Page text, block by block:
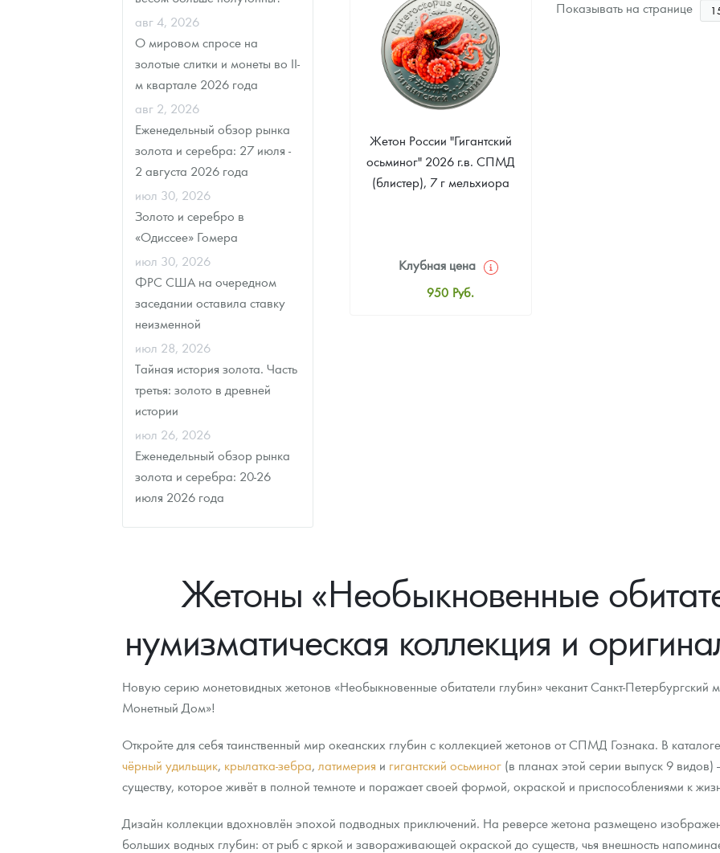
Наборы подарочных и коллекционных монет
Монеты и жетоны из недрагоценных металлов
авг 4, 2026
О мировом спросе на
золотые слитки и монеты во II-
м квартале 2026 года
авг 2, 2026
Еженедельный обзор рынка
золота и серебра: 27 июля -
2 августа 2026 года
июл 30, 2026
Золото и серебро в
«Одиссее» Гомера
июл 30, 2026
ФРС США на очередном
заседании оставила ставку
неизменной
июл 28, 2026
Тайная история золота. Часть
третья: золото в древней
истории
июл 26, 2026
Еженедельный обзор рынка
золота и серебра: 20-26
июля 2026 года
Звоните Звоните
Жетон России "Гигантский
осьминог" 2026 г.в. СПМД
(блистер), 7 г мельхиора
Клубная цена
950 Руб.
Показывать на странице
Жетоны «Необыкновенные
нумизматическая коллекция и
Новую серию монетовидных жетонов «Необыкновенные обитатели глубин» чеканит Санкт-Петербургский
Монетный Дом»!
Откройте для себя таинственный мир океанских глубин с коллекцией жетонов от СПМД Гознака. В
чёрный удильщик, крылатка-зебра, латимерия и гигантский осьминог (в планах этой серии выпуск 9
существу, которое живёт в полной темноте и поражает своей формой, окраской и приспособлениями к
Дизайн коллекции вдохновлён эпохой подводных приключений. На реверсе жетона размещено
больших водных глубин: от рыб с яркой и завораживающей окраской до существ, чья внешность